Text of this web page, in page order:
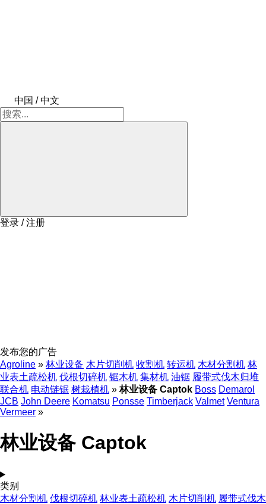
中国 / 中文
登录 / 注册
发布您的广告
Agroline » 林业设备 木片切削机 收割机 转运机 木材分割机 林
业表土疏松机 伐根切碎机 锯木机 集材机 油锯 履带式伐木归堆
联合机 电动链锯 树栽植机 » 林业设备 Captok Boss Demarol
JCB John Deere Komatsu Ponsse Timberjack Valmet Ventura
Vermeer »
林业设备 Captok
类别
木材分割机 伐根切碎机 林业表土疏松机 木片切削机 履带式伐木